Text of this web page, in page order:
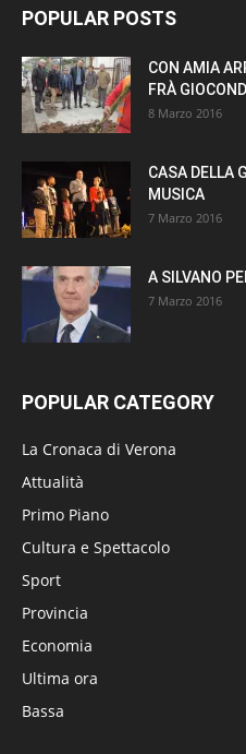
POPULAR POSTS
CON AMIA
FRÀ
8 Marzo 2016
CASA DELLA
MUSICA
7 Marzo 2016
A SILVANO
7 Marzo 2016
POPULAR CATEGORY
La Cronaca di Verona
Attualità
Primo Piano
Cultura e Spettacolo
Sport
Provincia
Economia
Ultima ora
Bassa